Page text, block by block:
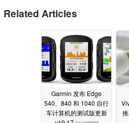
Related Articles
Garmin 发布 Edge
540、840 和 1040 自行
车计算机的测试版更新